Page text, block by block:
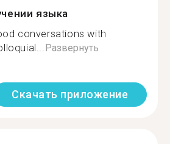
языка
conversations with
Развернуть
Скачать приложение